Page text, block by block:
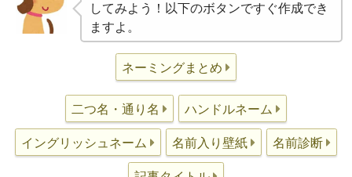
してみよう！以下のボタンですぐ作成でき
ますよ。
ネーミングまとめ
二つ名・通り名 ハンドルネーム
イングリッシュネーム 名前入り壁紙 名前診断